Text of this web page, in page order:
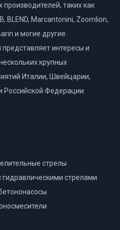
таких как
BLEND, Marcantonini, Zoomlion,
и могие другие.
интересы и
крупных
Италии, Швейцарии,
Российской Федерации.
стрелы
гидравлическими стрелами